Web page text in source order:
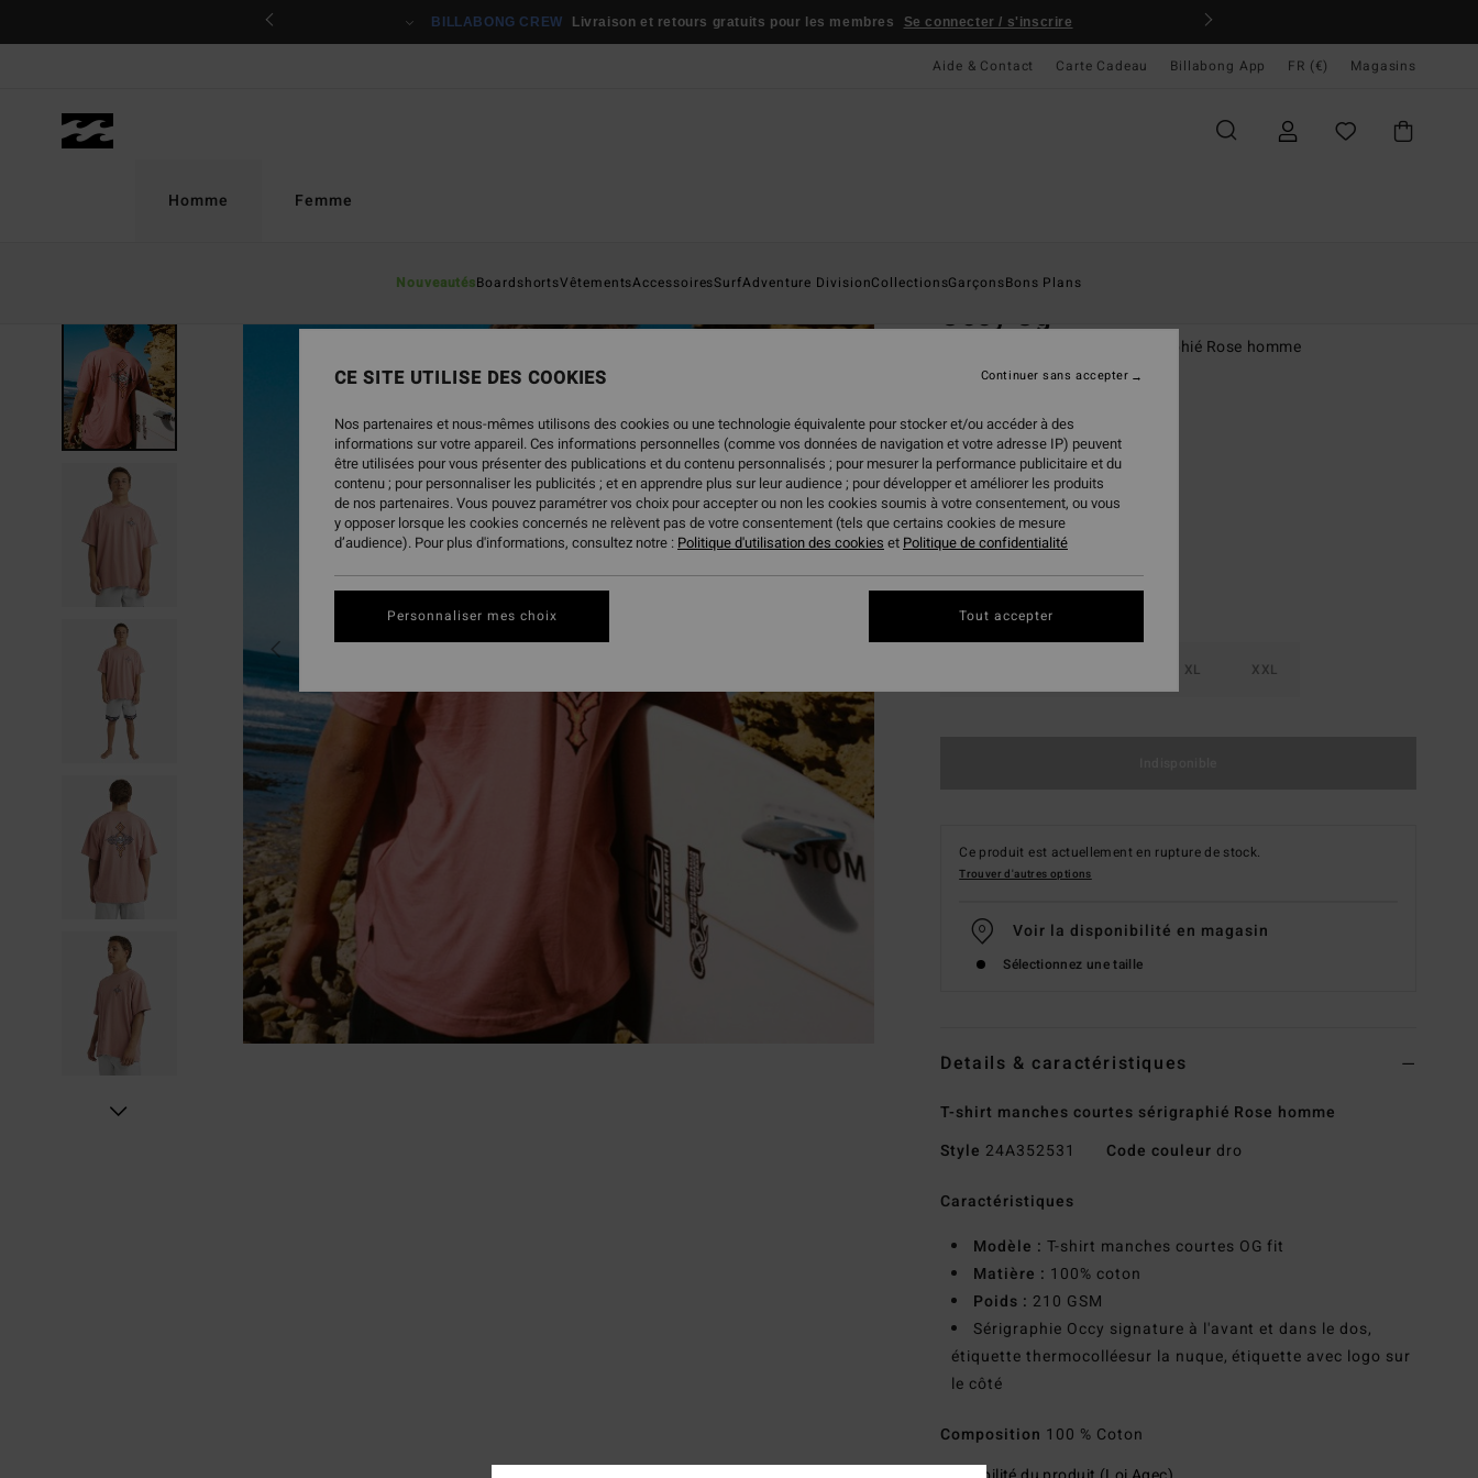
BILLABONG CREW Livraison et retours gratuits pour les membres Se connecter / s'inscrire
Aide & Contact Carte Cadeau Billabong App FR (€) Magasins
Homme
NouveautésBoardshortsVêtementsAccessoiresSurfAdventure DivisionCollectionsGarçonsBons Plans
Femme
RUPTURE DE STOCK
Occy Og
T-shirt manches courtes sérigraphié Rose homme
(3 Avis)
35,95 €
CouleurDusty Rose
XL XXL
Ce produit est actuellement en rupture de stock.
Trouver d'autres options
Voir la disponibilité en magasin
Sélectionnez une taille
Details & caractéristiques
T-shirt manches courtes sérigraphié Rose homme
Style 24A352531 Code couleur dro
Caractéristiques
Modèle : T-shirt manches courtes OG fit
Matière : 100% coton
Poids : 210 GSM
Sérigraphie Occy signature à l'avant et dans le dos,
étiquette thermocolléesur la nuque, étiquette avec logo sur
le côté
Composition 100 % Coton
CE SITE UTILISE DES COOKIES
Nos partenaires et nous-mêmes utilisons des cookies ou une technologie équivalente pour stocker et/ou accéder à des
informations sur votre appareil. Ces informations personnelles (comme vos données de navigation et votre adresse IP) peuvent
être utilisées pour vous présenter des publications et du contenu personnalisés ; pour mesurer la performance publicitaire et du
contenu ; pour personnaliser les publicités ; et en apprendre plus sur leur audience ; pour développer et améliorer les produits
de nos partenaires. Vous pouvez paramétrer vos choix pour accepter ou non les cookies soumis à votre consentement, ou vous
y opposer lorsque les cookies concernés ne relèvent pas de votre consentement (tels que certains cookies de mesure
d’audience). Pour plus d'informations, consultez notre : Politique d'utilisation des cookies et Politique de confidentialité
Personnaliser mes choix
Continuer sans accepter
Tout accepter